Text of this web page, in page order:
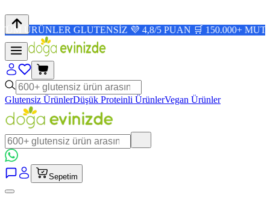
GLUTENSİZ 💜 4,8/5 PUAN 🛒 150.000+ MUTLU
Glutensiz ÜrünlerDüşük Proteinli ÜrünlerVegan Ürünler
Sepetim